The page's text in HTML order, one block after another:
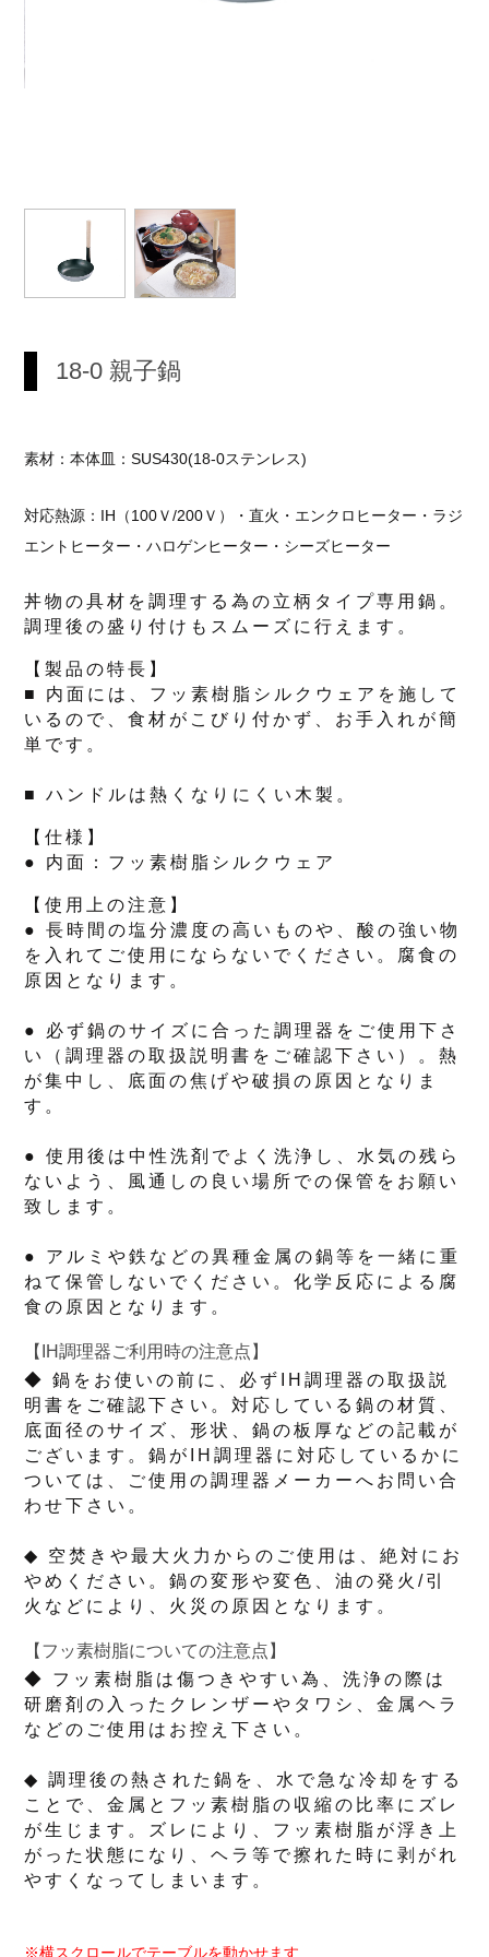
18-0 親子鍋
素材：本体皿：SUS430(18-0ステンレス)
対応熱源：IH（100Ｖ/200Ｖ）・直火・エンクロヒーター・ラジ
エントヒーター・ハロゲンヒーター・シーズヒーター
丼物の具材を調理する為の立柄タイプ専用鍋。
調理後の盛り付けもスムーズに行えます。
【製品の特長】
■ 内面には、フッ素樹脂シルクウェアを施して
いるので、食材がこびり付かず、お手入れが簡
単です。
■ ハンドルは熱くなりにくい木製。
【仕様】
● 内面：フッ素樹脂シルクウェア
【使用上の注意】
● 長時間の塩分濃度の高いものや、酸の強い物
を入れてご使用にならないでください。腐食の
原因となります。
● 必ず鍋のサイズに合った調理器をご使用下さ
い（調理器の取扱説明書をご確認下さい）。熱
が集中し、底面の焦げや破損の原因となりま
す。
● 使用後は中性洗剤でよく洗浄し、水気の残ら
ないよう、風通しの良い場所での保管をお願い
致します。
● アルミや鉄などの異種金属の鍋等を一緒に重
ねて保管しないでください。化学反応による腐
食の原因となります。
【IH調理器ご利用時の注意点】
◆ 鍋をお使いの前に、必ずIH調理器の取扱説
明書をご確認下さい。対応している鍋の材質、
底面径のサイズ、形状、鍋の板厚などの記載が
ございます。鍋がIH調理器に対応しているかに
ついては、ご使用の調理器メーカーへお問い合
わせ下さい。
◆ 空焚きや最大火力からのご使用は、絶対にお
やめください。鍋の変形や変色、油の発火/引
火などにより、火災の原因となります。
【フッ素樹脂についての注意点】
◆ フッ素樹脂は傷つきやすい為、洗浄の際は
研磨剤の入ったクレンザーやタワシ、金属ヘラ
などのご使用はお控え下さい。
◆ 調理後の熱された鍋を、水で急な冷却をする
ことで、金属とフッ素樹脂の収縮の比率にズレ
が生じます。ズレにより、フッ素樹脂が浮き上
がった状態になり、ヘラ等で擦れた時に剥がれ
やすくなってしまいます。
※横スクロールでテーブルを動かせます